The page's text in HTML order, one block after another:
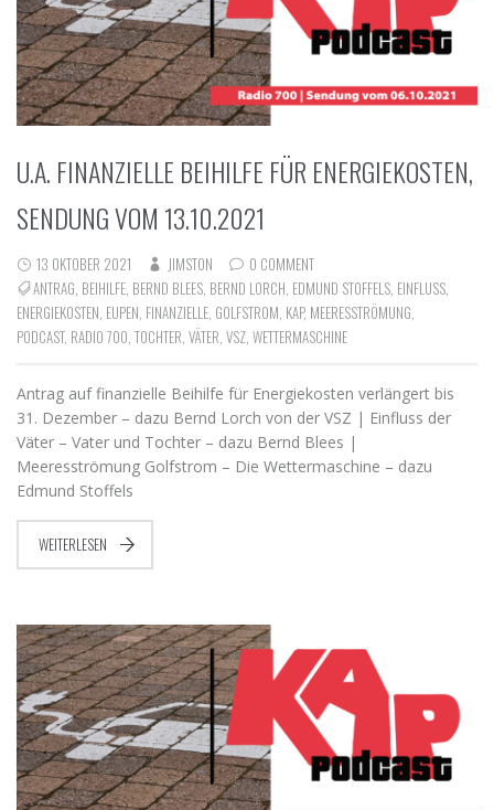
U.A. FINANZIELLE BEIHILFE FÜR ENERGIEKOSTEN,
SENDUNG VOM 13.10.2021
13 OKTOBER 2021 JIMSTON
0 COMMENT
ANTRAG BEIHILFE BERND BLEES BERND LORCH EDMUND STOFFELS EINFLUSS
ENERGIEKOSTEN EUPEN FINANZIELLE GOLFSTROM KAP, MEERESSTRÖMUNG
PODCAST, RADIO 700 TOCHTER VÄTER VSZ WETTERMASCHINE
Antrag auf finanzielle Beihilfe für Energiekosten verlängert bis
31. Dezember – dazu Bernd Lorch von der VSZ | Einfluss der
Väter – Vater und Tochter – dazu Bernd Blees |
Meeresströmung Golfstrom – Die Wettermaschine – dazu
Edmund Stoffels
WEITERLESEN